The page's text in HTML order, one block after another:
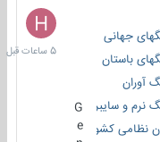
جهانی
باستان
و سایبری
کشورها
5
ساعات
قبل